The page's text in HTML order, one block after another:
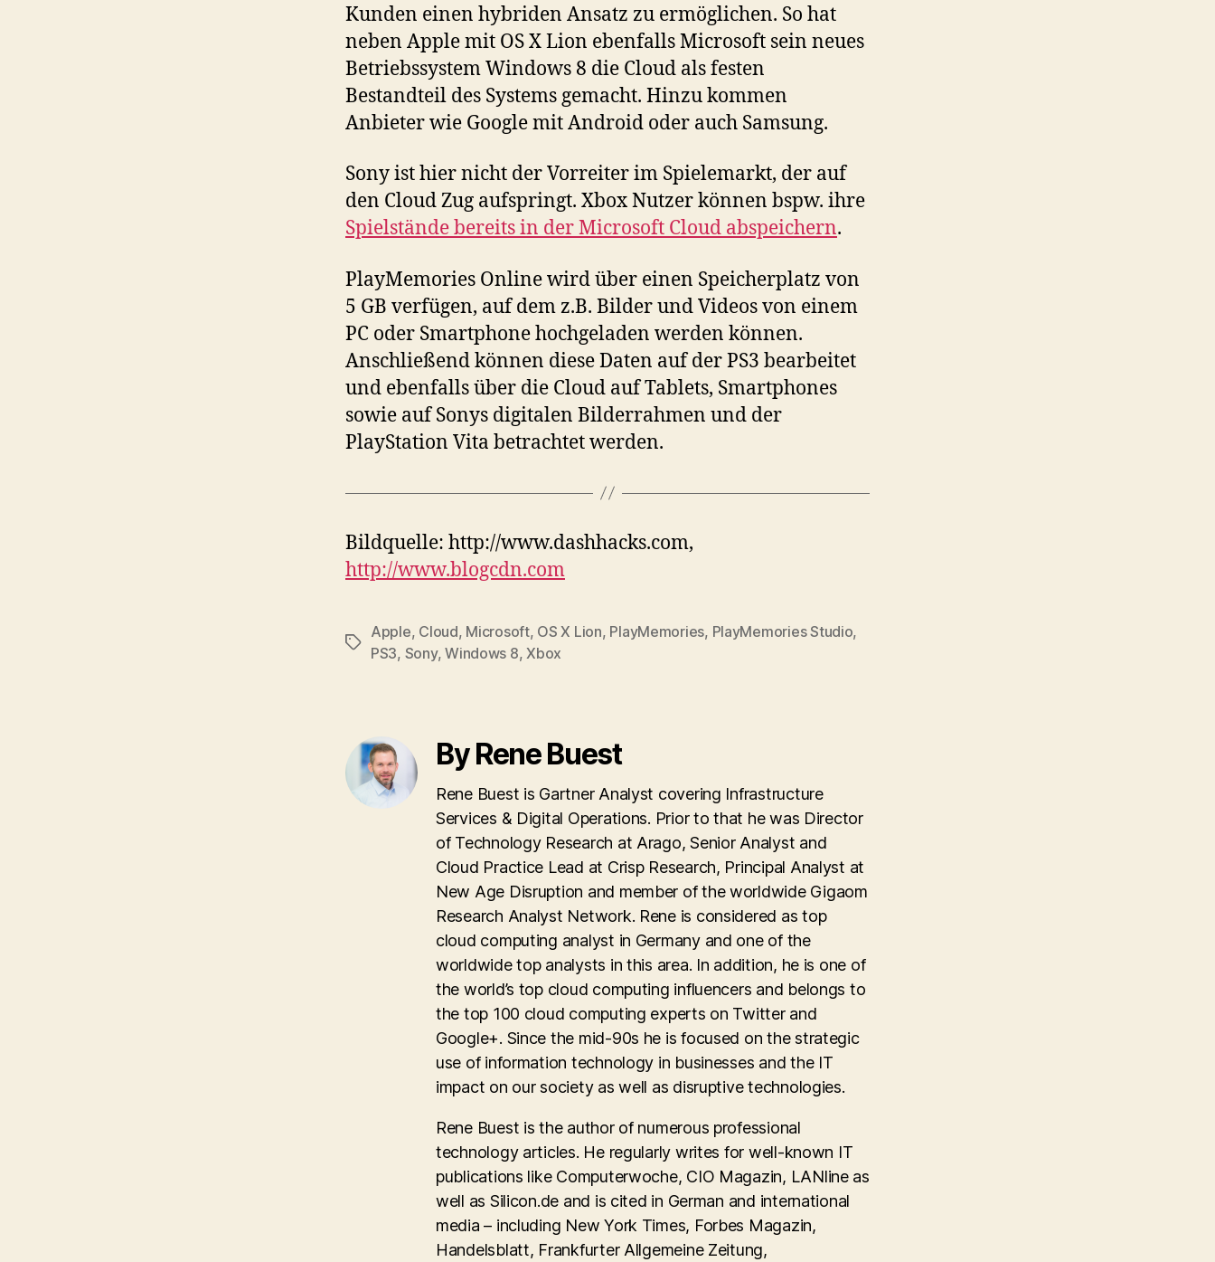
Kunden einen hybriden Ansatz zu ermöglichen. So hat
neben Apple mit OS X Lion ebenfalls Microsoft sein neues
Betriebssystem Windows 8 die Cloud als festen
Bestandteil des Systems gemacht. Hinzu kommen
Anbieter wie Google mit Android oder auch Samsung.
Sony ist hier nicht der Vorreiter im Spielemarkt, der auf
den Cloud Zug aufspringt. Xbox Nutzer können bspw. ihre
Spielstände bereits in der Microsoft Cloud abspeichern.
PlayMemories Online wird über einen Speicherplatz von
5 GB verfügen, auf dem z.B. Bilder und Videos von einem
PC oder Smartphone hochgeladen werden können.
Anschließend können diese Daten auf der PS3 bearbeitet
und ebenfalls über die Cloud auf Tablets, Smartphones
sowie auf Sonys digitalen Bilderrahmen und der
PlayStation Vita betrachtet werden.
Bildquelle: http://www.dashhacks.com,
http://www.blogcdn.com
Tags
Apple, Cloud, Microsoft, OS X Lion, PlayMemories, PlayMemories Studio,
PS3, Sony,Windows 8,Xbox
By Rene Buest
Rene Buest is Gartner Analyst covering Infrastructure
Services & Digital Operations. Prior to that he was Director
of Technology Research at Arago, Senior Analyst and
Cloud Practice Lead at Crisp Research, Principal Analyst at
New Age Disruption and member of the worldwide Gigaom
Research Analyst Network. Rene is considered as top
cloud computing analyst in Germany and one of the
worldwide top analysts in this area. In addition, he is one of
the world’s top cloud computing influencers and belongs to
the top 100 cloud computing experts on Twitter and
Google+. Since the mid-90s he is focused on the strategic
use of information technology in businesses and the IT
impact on our society as well as disruptive technologies.
Rene Buest is the author of numerous professional
technology articles. He regularly writes for well-known IT
publications like Computerwoche, CIO Magazin, LANline as
well as Silicon.de and is cited in German and international
media – including New York Times, Forbes Magazin,
Handelsblatt, Frankfurter Allgemeine Zeitung,